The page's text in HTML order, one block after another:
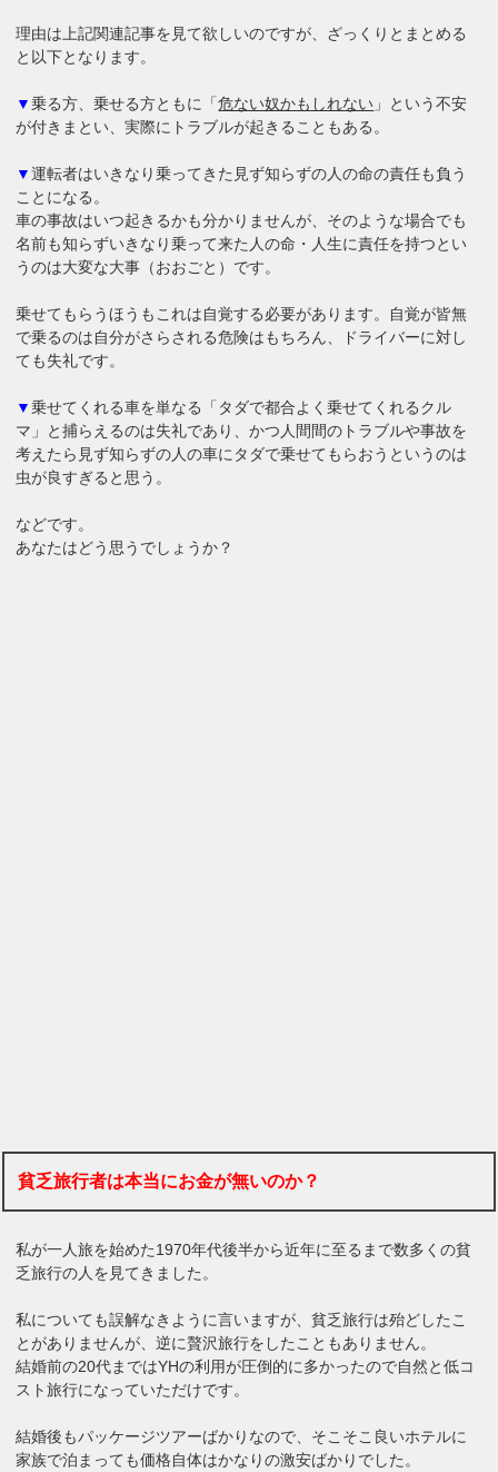
理由は上記関連記事を見て欲しいのですが、ざっくりとまとめる
と以下となります。
▼乗る方、乗せる方ともに「危ない奴かもしれない 」という不安
が付きまとい、実際にトラブルが起きることもある。
▼運転者はいきなり乗ってきた見ず知らずの人の命の責任も負う
ことになる。
車の事故はいつ起きるかも分かりませんが、そのような場合でも
名前も知らずいきなり乗って来た人の命・人生に責任を持つとい
うのは大変な大事（おおごと）です。
乗せてもらうほうもこれは自覚する必要があります。自覚が皆無
で乗るのは自分がさらされる危険はもちろん、ドライバーに対し
ても失礼です。
▼乗せてくれる車を単なる「タダで都合よく乗せてくれるクル
マ」と捕らえるのは失礼であり、かつ人間間のトラブルや事故を
考えたら見ず知らずの人の車にタダで乗せてもらおうというのは
虫が良すぎると思う。
などです。
あなたはどう思うでしょうか？
貧乏旅行者は本当にお金が無いのか？
私が一人旅を始めた1970年代後半から近年に至るまで数多くの貧
乏旅行の人を見てきました。
私についても誤解なきように言いますが、貧乏旅行は殆どしたこ
とがありませんが、逆に贅沢旅行をしたこともありません。
結婚前の20代まではYHの利用が圧倒的に多かったので自然と低コ
スト旅行になっていただけです。
結婚後もパッケージツアーばかりなので、そこそこ良いホテルに
家族で泊まっても価格自体はかなりの激安ばかりでした。